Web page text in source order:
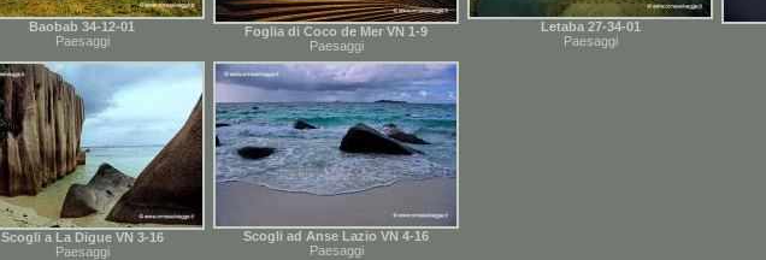
Baobab 34-12-01
Paesaggi
Foglia di Coco de Mer VN 1-9
Paesaggi
Letaba 27-34-01
Paesaggi
Scogli a La Digue VN 3-16
Paesaggi
Scogli ad Anse Lazio VN 4-16
Paesaggi